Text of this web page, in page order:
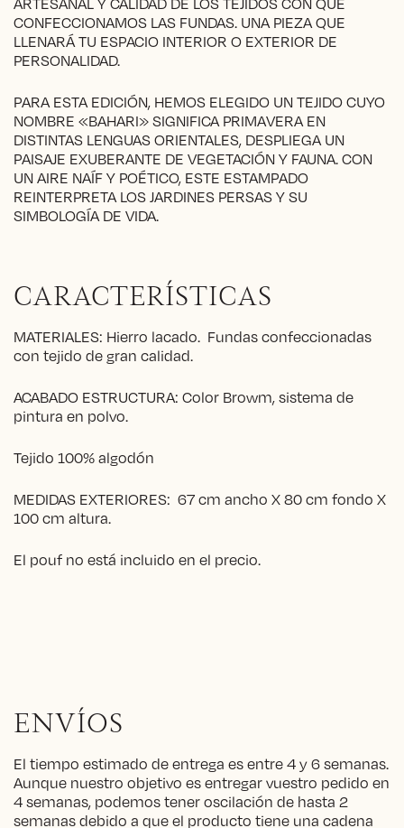
CONFECCIONAMOS LAS FUNDAS. UNA PIEZA QUE
LLENARÁ TU ESPACIO INTERIOR O EXTERIOR DE
PERSONALIDAD.
PARA ESTA EDICIÓN, HEMOS ELEGIDO UN TEJIDO CUYO
NOMBRE «BAHARI» SIGNIFICA PRIMAVERA EN
DISTINTAS LENGUAS ORIENTALES, DESPLIEGA UN
PAISAJE EXUBERANTE DE VEGETACIÓN Y FAUNA. CON
UN AIRE NAÍF Y POÉTICO, ESTE ESTAMPADO
REINTERPRETA LOS JARDINES PERSAS Y SU
SIMBOLOGÍA DE VIDA.
CARACTERÍSTICAS
MATERIALES: Hierro lacado. Fundas confeccionadas
con tejido de gran calidad.
ACABADO ESTRUCTURA: Color Browm, sistema de
pintura en polvo.
Tejido 100% algodón
MEDIDAS EXTERIORES: 67 cm ancho X 80 cm fondo X
100 cm altura.
El pouf no está incluido en el precio.
ENVÍOS
El tiempo estimado de entrega es entre 4 y 6 semanas.
Aunque nuestro objetivo es entregar vuestro pedido en
4 semanas, podemos tener oscilación de hasta 2
semanas debido a que el producto tiene una cadena